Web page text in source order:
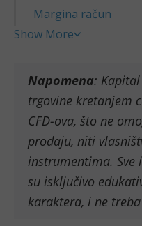
Margina račun
Show More
Napomena: Kapital
trgovine kretanjem
CFD-ova, što ne
prodaju, niti
instrumentima. Sve
su isključivo
karaktera, i ne